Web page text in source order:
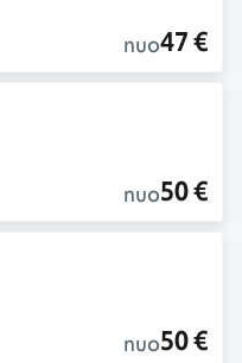
nuo47 €
nuo50 €
nuo50 €